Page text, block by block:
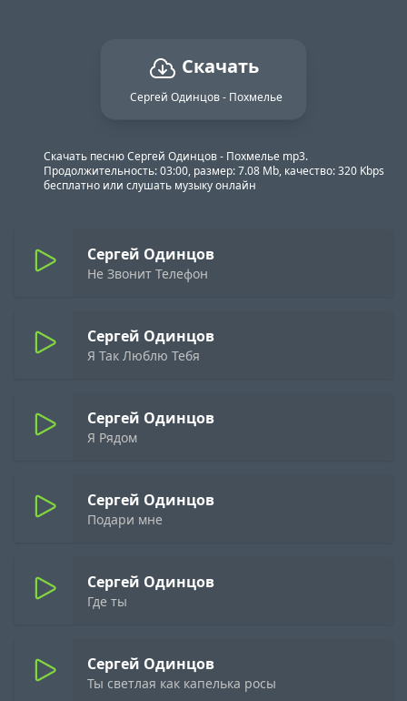
Скачать
Сергей Одинцов - Похмелье
Скачать песню Сергей Одинцов - Похмелье mp3.
Продолжительность: 03:00, размер: 7.08 Mb, качество: 320 Kbps
бесплатно или слушать музыку онлайн
Сергей Одинцов
Не Звонит Телефон
Сергей Одинцов
Я Так Люблю Тебя
Сергей Одинцов
Я Рядом
Сергей Одинцов
Подари мне
Сергей Одинцов
Где ты
Сергей Одинцов
Ты светлая как капелька росы